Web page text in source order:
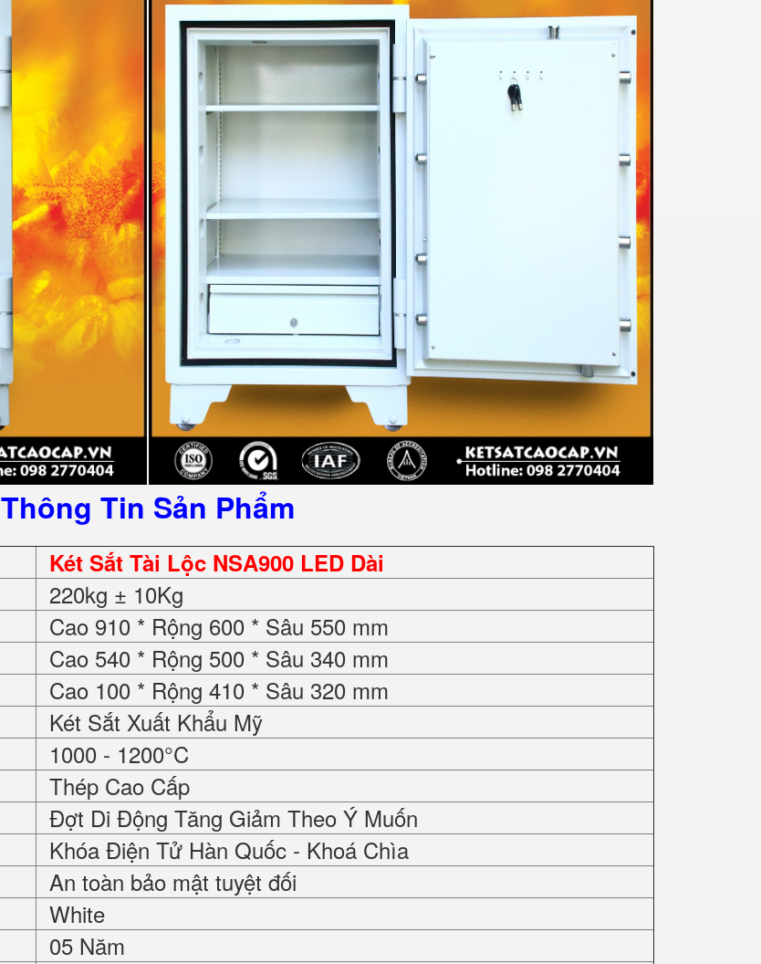
Thông Tin Sản Phẩm
Két Sắt Tài Lộc NSA900 LED Dài
220kg ± 10Kg
Cao 910 * Rộng 600 * Sâu 550 mm
Cao 540 * Rộng 500 * Sâu 340 mm
Cao 100 * Rộng 410 * Sâu 320 mm
Két Sắt Xuất Khẩu Mỹ
1000 - 1200°C
Thép Cao Cấp
Đợt Di Động Tăng Giảm Theo Ý Muốn
Khóa Điện Tử Hàn Quốc - Khoá Chìa
An toàn bảo mật tuyệt đối
White
05 Năm